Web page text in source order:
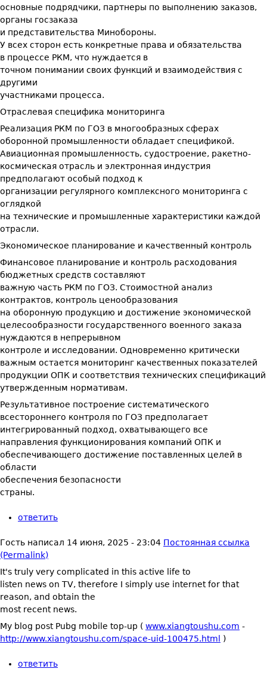
основные подрядчики, партнеры по выполнению заказов,
органы госзаказа
и представительства Минобороны.
У всех сторон есть конкретные права и обязательства
в процессе РКМ, что нуждается в
точном понимании своих функций и взаимодействия с
другими
участниками процесса.
Отраслевая специфика мониторинга
Реализация РКМ по ГОЗ в многообразных сферах
оборонной промышленности обладает спецификой.
Авиационная промышленность, судостроение, ракетно-
космическая отрасль и электронная индустрия
предполагают особый подход к
организации регулярного комплексного мониторинга с
оглядкой
на технические и промышленные характеристики каждой
отрасли.
Экономическое планирование и качественный контроль
Финансовое планирование и контроль расходования
бюджетных средств составляют
важную часть РКМ по ГОЗ. Стоимостной анализ
контрактов, контроль ценообразования
на оборонную продукцию и достижение экономической
целесообразности государственного военного заказа
нуждаются в непрерывном
контроле и исследовании. Одновременно критически
важным остается мониторинг качественных показателей
продукции ОПК и соответствия технических спецификаций
утвержденным нормативам.
Результативное построение систематического
всестороннего контроля по ГОЗ предполагает
интегрированный подход, охватывающего все
направления функционирования компаний ОПК и
обеспечивающего достижение поставленных целей в
области
обеспечения безопасности
страны.
ответить
Гость написал 14 июня, 2025 - 23:04 Постоянная ссылка
(Permalink)
It's truly very complicated in this active life to
listen news on TV, therefore I simply use internet for that
reason, and obtain the
most recent news.
My blog post Pubg mobile top-up ( www.xiangtoushu.com -
http://www.xiangtoushu.com/space-uid-100475.html
)
ответить